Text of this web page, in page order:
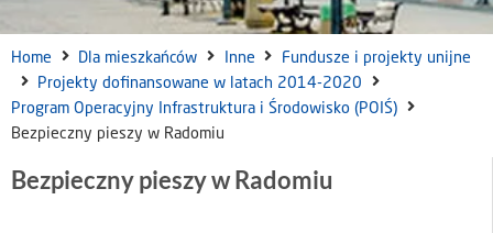
Home Dla mieszkańców Inne
Fundusze i projekty unijne
Projekty dofinansowane w latach 2014-2020
Program Operacyjny Infrastruktura i Środowisko (POIŚ)
Bezpieczny pieszy w Radomiu
Bezpieczny pieszy w Radomiu